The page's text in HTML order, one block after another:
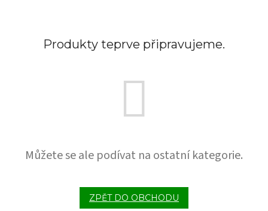
Produkty teprve připravujeme.
Můžete se ale podívat na ostatní kategorie.
ZPĚT DO OBCHODU